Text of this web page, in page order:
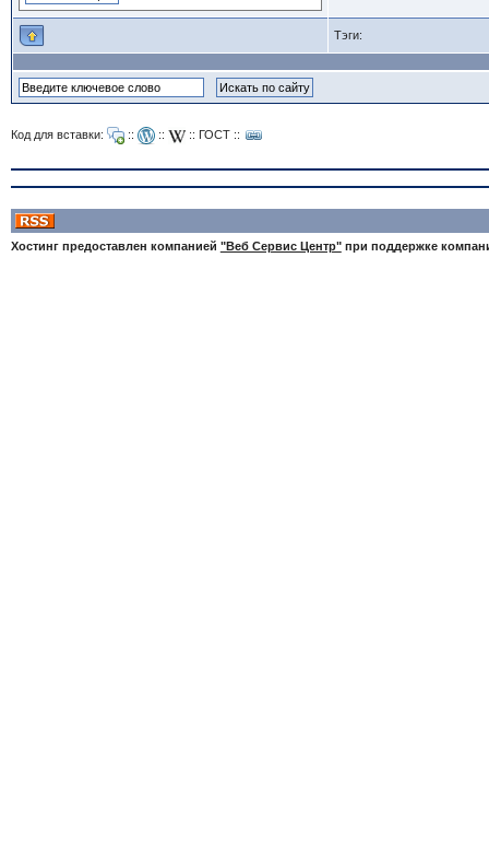
Тэги:
Код для вставки: :: :: :: ГОСТ::
Хостинг предоставлен компанией "Веб Сервис Центр"при поддержке